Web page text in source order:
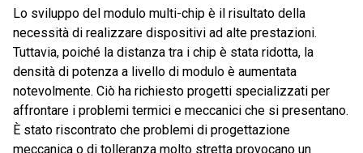
Lo sviluppo del modulo multi-chip è il risultato della
necessità di realizzare dispositivi ad alte prestazioni.
Tuttavia, poiché la distanza tra i chip è stata ridotta, la
densità di potenza a livello di modulo è aumentata
notevolmente. Ciò ha richiesto progetti specializzati per
affrontare i problemi termici e meccanici che si presentano.
È stato riscontrato che problemi di progettazione
meccanica o di tolleranza molto stretta provocano un